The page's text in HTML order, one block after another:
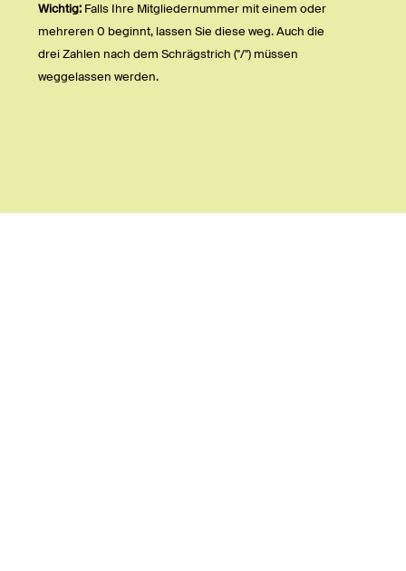
Wichtig: Falls Ihre Mitgliedernummer mit einem oder
mehreren 0 beginnt, lassen Sie diese weg. Auch die
drei Zahlen nach dem Schrägstrich ("/") müssen
weggelassen werden.